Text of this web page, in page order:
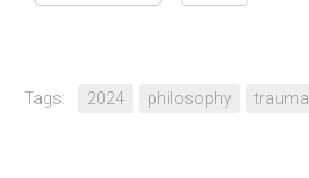
Tags: 2024 philosophy trauma